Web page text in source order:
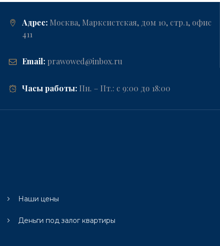
Адрес: Москва, Марксистская, дом 10, стр.1, офис
411
Email: prawowed@inbox.ru
Часы работы: Пн. – Пт.: с 9:00 до 18:00
Наши цены
Деньги под залог квартиры